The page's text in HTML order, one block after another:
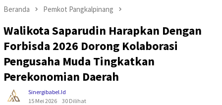
Beranda Pemkot Pangkalpinang
Walikota Saparudin Harapkan Dengan
Forbisda 2026 Dorong Kolaborasi
Pengusaha Muda Tingkatkan
Perekonomian Daerah
Sinergibabel.id
15 Mei 2026
30 Dilihat